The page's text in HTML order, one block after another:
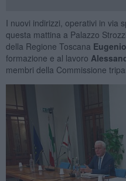
I nuovi indirizzi, operativi in via
questa mattina a Palazzo
della Regione Toscana
formazione e al lavoro
membri della Commissione